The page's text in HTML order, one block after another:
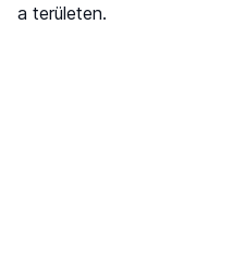
a területen.